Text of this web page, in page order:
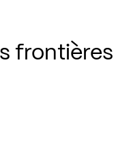
frontières